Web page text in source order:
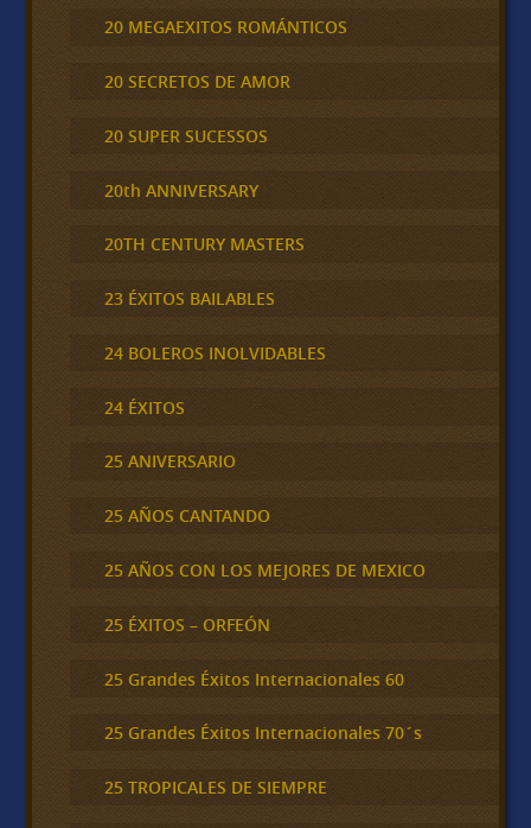
20 MEGAEXITOS ROMÁNTICOS
20 SECRETOS DE AMOR
20 SUPER SUCESSOS
20th ANNIVERSARY
20TH CENTURY MASTERS
23 ÉXITOS BAILABLES
24 BOLEROS INOLVIDABLES
24 ÉXITOS
25 ANIVERSARIO
25 AÑOS CANTANDO
25 AÑOS CON LOS MEJORES DE MEXICO
25 ÉXITOS – ORFEÓN
25 Grandes Éxitos Internacionales 60
25 Grandes Éxitos Internacionales 70´s
25 TROPICALES DE SIEMPRE